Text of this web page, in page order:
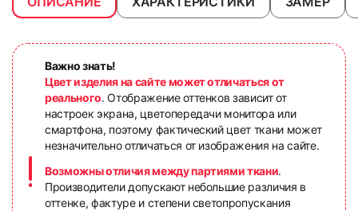
Важно знать!
Цвет изделия на сайте может отличаться от
реального. Отображение оттенков зависит от
настроек экрана, цветопередачи монитора или
смартфона, поэтому фактический цвет ткани может
незначительно отличаться от изображения на сайте.
Возможны отличия между партиями ткани.
Производители допускают небольшие различия в
оттенке, фактуре и степени светопропускания